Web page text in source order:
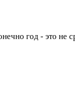
год - это не